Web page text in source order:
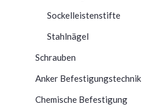
Sockelleistenstifte
Stahlnägel
Schrauben
Anker Befestigungstechnik
Chemische Befestigung